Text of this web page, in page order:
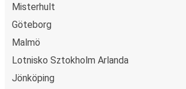
Misterhult
Göteborg
Malmö
Lotnisko Sztokholm Arlanda
Jönköping